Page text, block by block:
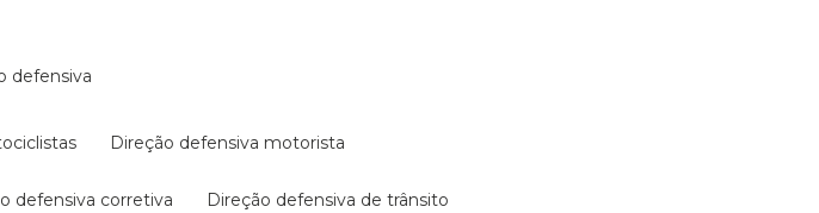
defensiva
direção defensiva motorista
defensiva corretiva direção defensiva de trânsito